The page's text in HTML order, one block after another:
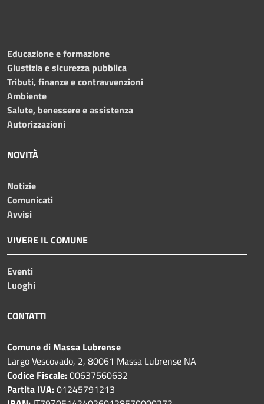
Educazione e formazione
Giustizia e sicurezza pubblica
Tributi, finanze e contravvenzioni
Ambiente
Salute, benessere e assistenza
Autorizzazioni
NOVITÀ
Notizie
Comunicati
Avvisi
VIVERE IL COMUNE
Eventi
Luoghi
CONTATTI
Comune di Massa Lubrense
Largo Vescovado, 2, 80061 Massa Lubrense NA
Codice Fiscale:00637560632
Partita IVA:01245791213